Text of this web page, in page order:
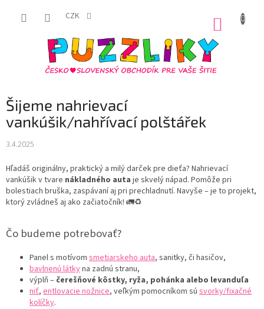
CZK
Šijeme nahrievací
vankúšik/nahřívací polštářek
3.4.2025
Hľadáš originálny, praktický a milý darček pre dieťa? Nahrievací
vankúšik v tvare nákladného auta je skvelý nápad. Pomôže pri
bolestiach bruška, zaspávaní aj pri prechladnutí. Navyše – je to projekt,
ktorý zvládneš aj ako začiatočník! 🚛♻️
Čo budeme potrebovať?
Panel s motívom smetiarskeho auta, sanitky, či hasičov,
bavlnenú látkyna zadnú stranu,
výplň – čerešňové kôstky, ryža, pohánka alebo levanduľa
niť, entlovacie nožnice, veľkým pomocníkom sú svorky/fixačné
kolíčky.